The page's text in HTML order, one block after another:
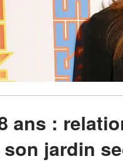
ans :
jardin